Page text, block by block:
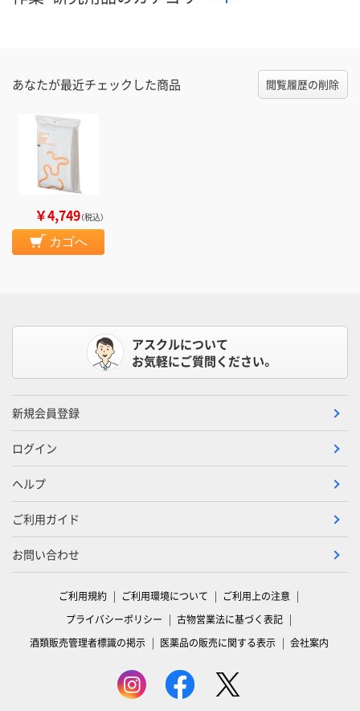
あなたが最近チェックした商品 閲覧履歴の削除
￥4,749（税込）
カゴへ
アスクルについて
お気軽にご質問ください。
新規会員登録
ログイン
ヘルプ
ご利用ガイド
お問い合わせ
ご利用規約 ご利用環境について
ご利用上の注意
プライバシーポリシー
古物営業法に基づく表記
酒類販売管理者標識の掲示
医薬品の販売に関する表示 会社案内